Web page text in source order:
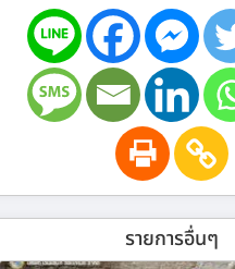
รายการอื่นๆ